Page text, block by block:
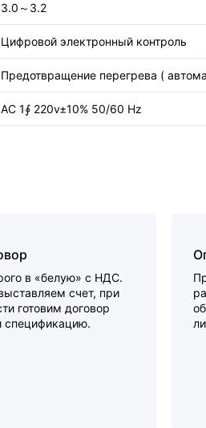
3.0～3.2
Цифровой электронный контроль
Предотвращение перегрева (
AC 1∮ 220v±10% 50/60 Hz
в «белую» с НДС.
счет, при
готовим договор
спецификацию.